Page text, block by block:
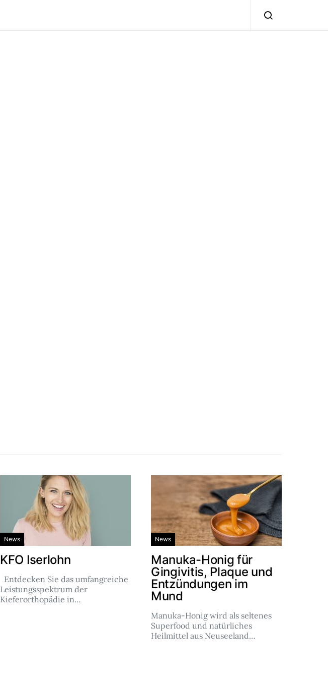
News
KFO Iserlohn
Entdecken Sie das umfangreiche
Leistungsspektrum der
Kieferorthopädie in…
News
Manuka-Honig für
Gingivitis, Plaque und
Entzündungen im
Mund
Manuka-Honig wird als seltenes
Superfood und natürliches
Heilmittel aus Neuseeland…